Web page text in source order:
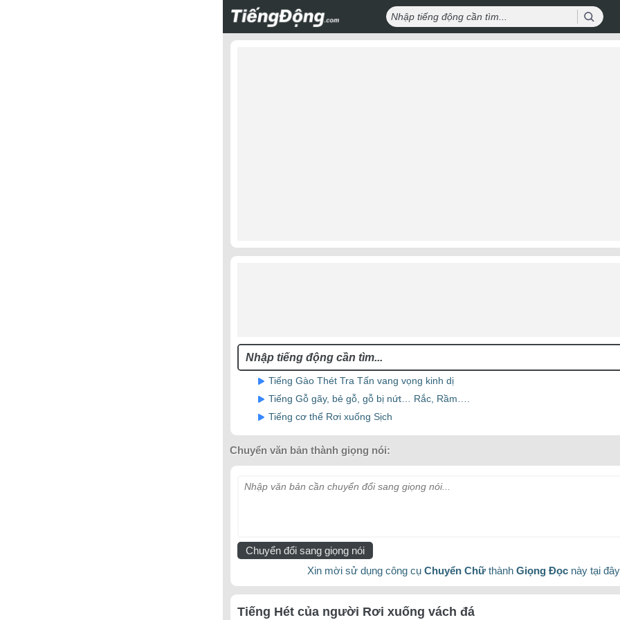
Tiếng Gào Thét Tra Tấn vang vọng kinh dị
Tiếng Gỗ gãy, bẻ gỗ, gỗ bị nứt… Rắc, Rầm….
Tiếng cơ thể Rơi xuống Sịch
Chuyển văn bản thành giọng nói:
Nhập văn bản cần chuyển đổi sang giọng nói...
Chuyển đổi sang giọng nói
Xin mời sử dụng công cụ Chuyển Chữ thành Giọng Đọc này tại
Tiếng Hét của người Rơi xuống vách đá